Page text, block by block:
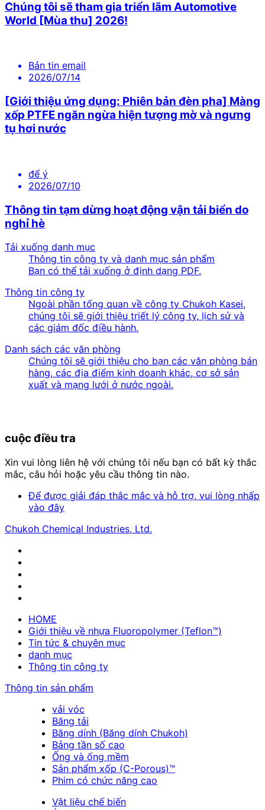
Chúng tôi sẽ tham gia triển lãm Automotive
World [Mùa thu] 2026!
Bản tin email
2026/07/14
[Giới thiệu ứng dụng: Phiên bản đèn pha] Màng
xốp PTFE ngăn ngừa hiện tượng mờ và ngưng
tụ hơi nước
để ý
2026/07/10
Thông tin tạm dừng hoạt động vận tải biển do
nghỉ hè
Tải xuống danh mục
Thông tin công ty và danh mục sản phẩm
Bạn có thể tải xuống ở định dạng PDF.
Thông tin công ty
Ngoài phần tổng quan về công ty Chukoh Kasei,
chúng tôi sẽ giới thiệu triết lý công ty, lịch sử và
các giám đốc điều hành.
Danh sách các văn phòng
Chúng tôi sẽ giới thiệu cho bạn các văn phòng bán
hàng, các địa điểm kinh doanh khác, cơ sở sản
xuất và mạng lưới ở nước ngoài.
cuộc điều tra
Xin vui lòng liên hệ với chúng tôi nếu bạn có bất kỳ thắc
mắc, câu hỏi hoặc yêu cầu thông tin nào.
Để được giải đáp thắc mắc và hỗ trợ, vui lòng nhấp
vào đây
Chukoh Chemical Industries, Ltd.
HOME
Giới thiệu về nhựa Fluoropolymer (Teflon™)
Tin tức & chuyên mục
danh mục
Thông tin công ty
Thông tin sản phẩm
vải vóc
Băng tải
Băng dính (Băng dính Chukoh)
Bảng tần số cao
Ống và ống mềm
Sản phẩm xốp (C-Porous)™
Phim có chức năng cao
Vật liệu chế biến